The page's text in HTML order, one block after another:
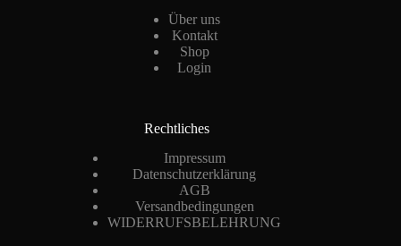
Über uns
Kontakt
Shop
Login
Rechtliches
Impressum
Datenschutzerklärung
AGB
Versandbedingungen
WIDERRUFSBELEHRUNG